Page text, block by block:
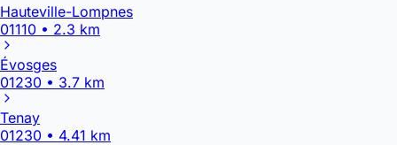
Hauteville-Lompnes
01110 • 2.3 km
Évosges
01230 • 3.7 km
Tenay
01230 • 4.41 km